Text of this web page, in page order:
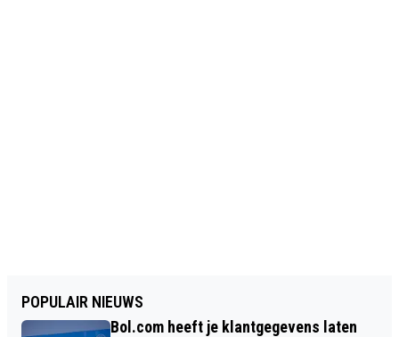
POPULAIR NIEUWS
Bol.com heeft je klantgegevens laten